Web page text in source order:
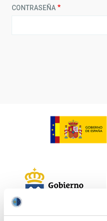
CONTRASEÑA